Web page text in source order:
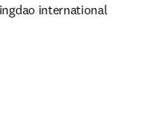
international